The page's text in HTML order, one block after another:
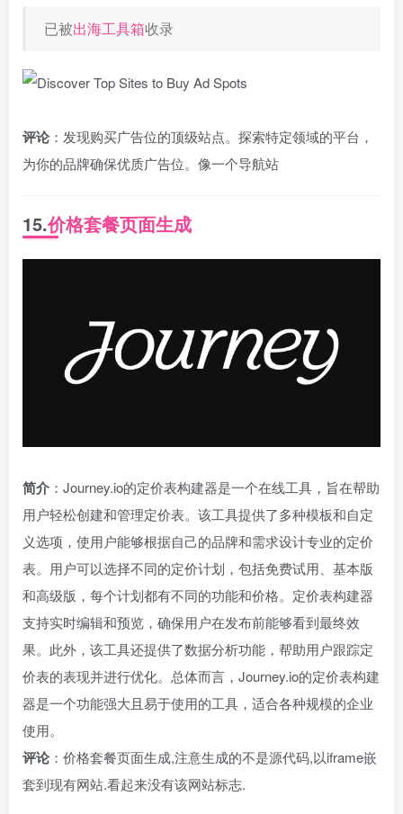
已被出海工具箱收录
评论：发现购买广告位的顶级站点。探索特定领域的平台，
为你的品牌确保优质广告位。像一个导航站
15.价格套餐页面生成
简介 ：Journey.io的定价表构建器是一个在线工具，旨在帮助
用户轻松创建和管理定价表。该工具提供了多种模板和自定
义选项，使用户能够根据自己的品牌和需求设计专业的定价
表。用户可以选择不同的定价计划，包括免费试用、基本版
和高级版，每个计划都有不同的功能和价格。定价表构建器
支持实时编辑和预览，确保用户在发布前能够看到最终效
果。此外，该工具还提供了数据分析功能，帮助用户跟踪定
价表的表现并进行优化。总体而言，Journey.io的定价表构建
器是一个功能强大且易于使用的工具，适合各种规模的企业
使用。
评论：价格套餐页面生成,注意生成的不是源代码,以iframe嵌
套到现有网站.看起来没有该网站标志.